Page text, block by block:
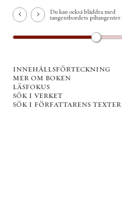
Du kan också bläddra med
tangentbordets piltangenter.
innehållsförteckning
mer om boken
läsfokus
sök i verket
sök i författarens texter